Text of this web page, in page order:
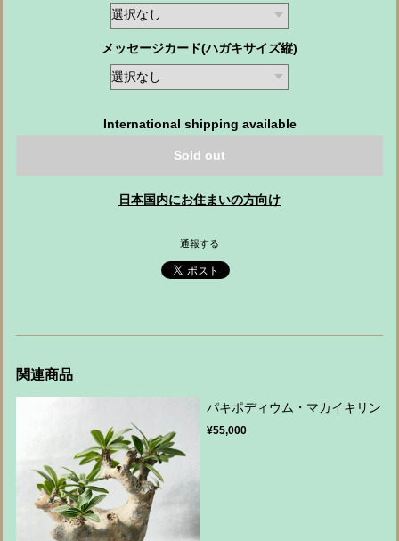
メッセージカード(ハガキサイズ縦)
International shipping available
Sold out
日本国内にお住まいの方向け
通報する
関連商品
パキポディウム・マカイキリン
¥55,000